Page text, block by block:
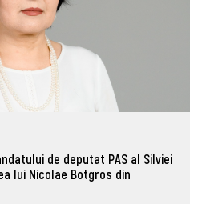
de deputat PAS al Silviei
lui Nicolae Botgros din